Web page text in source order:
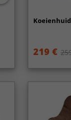
219 €